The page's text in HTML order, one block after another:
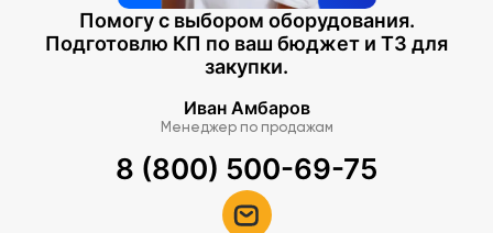
Помогу с выбором оборудования.
Подготовлю КП по ваш бюджет и ТЗ для
закупки.
Иван Амбаров
Менеджер по продажам
8 (800) 500-69-75